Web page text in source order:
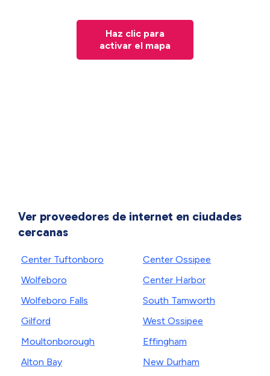
Haz clic para
activar el mapa
Ver proveedores de internet en ciudades
cercanas
Center Tuftonboro
Wolfeboro
Wolfeboro Falls
Gilford
Moultonborough
Alton Bay
Center Ossipee
Center Harbor
South Tamworth
West Ossipee
Effingham
New Durham